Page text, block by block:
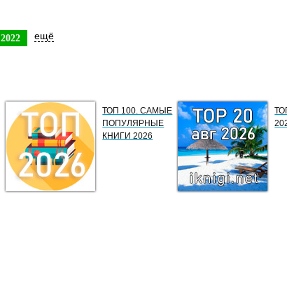
2022 ещё
ТОП 100. САМЫЕ
ПОПУЛЯРНЫЕ
КНИГИ 2026